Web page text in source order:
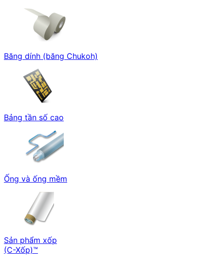
Băng dính (băng Chukoh)
Bảng tần số cao
Ống và ống mềm
Sản phẩm xốp
(C-Xốp)™